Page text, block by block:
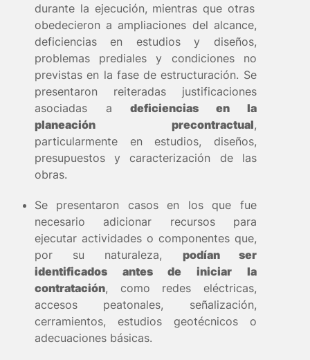
durante la ejecución, mientras que otras
obedecieron a ampliaciones del alcance,
deficiencias en estudios y diseños,
problemas prediales y condiciones no
previstas en la fase de estructuración. Se
presentaron reiteradas justificaciones
asociadas adeficiencias en la
planeación precontractual,
particularmente en estudios, diseños,
presupuestos y caracterización de las
obras.
Se presentaron casos en los que fue
necesario adicionar recursos para
ejecutar actividades o componentes que,
por su naturaleza, podían ser
identificados antes de iniciar la
contratación, como redes eléctricas,
accesos peatonales, señalización,
cerramientos, estudios geotécnicos o
adecuaciones básicas.